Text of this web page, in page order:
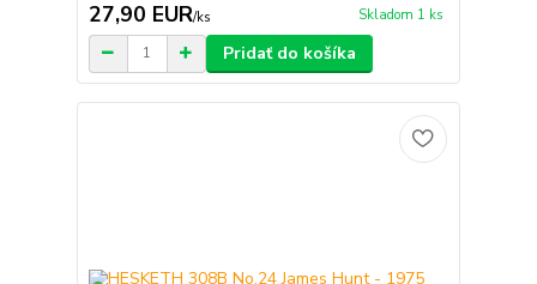
27,90 EUR/ks Skladom 1 ks
Pridať do košíka